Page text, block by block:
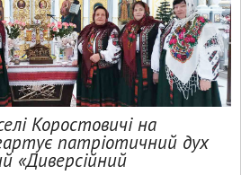
Коростовичі на
патріотичний дух
«Диверсійний